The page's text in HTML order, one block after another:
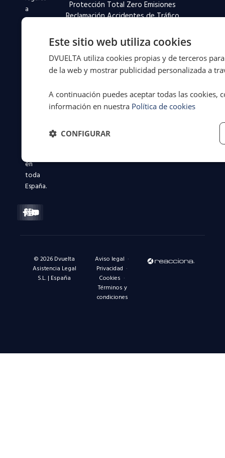
a
la
defendiendo
conductores
en
toda
España.
Facebook-
f
X-
twitter
Instagram
Linkedin-
in
Youtube
Protección Total Zero Emisiones
Reclamación Accidentes de Tráfico
© 2026 Dvuelta
Asistencia Legal
S.L. | España
Aviso legal ·
Privacidad ·
Cookies ·
Términos y
condiciones
Este sitio web utiliza cookies
DVUELTA utiliza cookies propias y de terceros
de la web y mostrar publicidad personalizada a
A continuación puedes aceptar todas las cookies,
información en nuestra Política de cookies
CONFIGURAR